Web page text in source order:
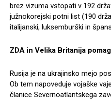
brez vizuma vstopati v 192
južnokorejski potni list (190
italijanski, luksemburški in
ZDA in Velika Britanija
Rusija je na ukrajinsko mejo
Ob tem napoveduje vojaške
članice Severnoatlantskega